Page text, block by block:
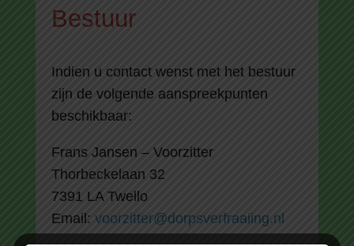
Bestuur
Indien u contact wenst met het bestuur
zijn de volgende aanspreekpunten
beschikbaar:
Frans Jansen – Voorzitter
Thorbeckelaan 32
7391 LA Twello
Email: voorzitter@dorpsverfraaiing.nl